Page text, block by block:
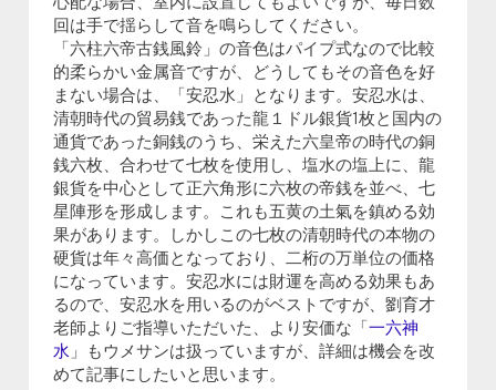
回は手で揺らして音を鳴らしてください。
「六柱六帝古銭風鈴」の音色はパイプ式なので比較
的柔らかい金属音ですが、どうしてもその音色を好
まない場合は、「安忍水」となります。安忍水は、
清朝時代の貿易銭であった龍１ドル銀貨1枚と国内の
通貨であった銅銭のうち、栄えた六皇帝の時代の銅
銭六枚、合わせて七枚を使用し、塩水の塩上に、龍
銀貨を中心として正六角形に六枚の帝銭を並べ、七
星陣形を形成します。これも五黄の土氣を鎮める効
果があります。しかしこの七枚の清朝時代の本物の
硬貨は年々高価となっており、二桁の万単位の価格
になっています。安忍水には財運を高める効果もあ
るので、安忍水を用いるのがベストですが、劉育才
老師よりご指導いただいた、より安価な「一六神
水」もウメサンは扱っていますが、詳細は機会を改
めて記事にしたいと思います。